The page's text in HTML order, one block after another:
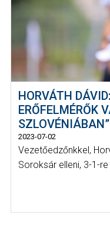
HORVÁTH
ERŐFELMÉRŐK
2023-07-02
Vezetőedzőnkkel,
Soroksár elleni, 3-1-